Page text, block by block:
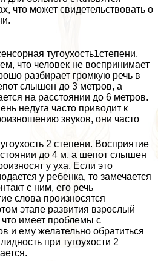
что может свидетельствовать о
тугоухость1степени.
что человек не воспринимает
разбирает громкую речь в
слышен до 3 метров, а
на расстоянии до 6 метров.
недуга часто приводит к
звуков, они часто
2 степени. Восприятие
до 4 м, а шепот слышен
у уха. Если это
у ребенка, то замечается
с ним, его речь
слова произносятся
этапе развития взрослый
что имеет проблемы с
и ему желательно обратиться
при тугоухости 2